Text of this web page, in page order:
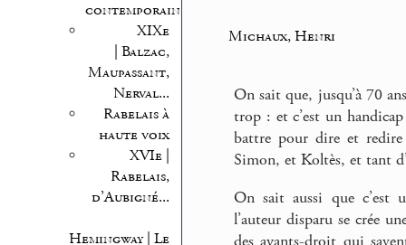
contemporains
XIXe
| Balzac,
Maupassant,
Nerval...
Rabelais à
haute voix
XVIe |
Rabelais,
d’Aubigné...
Hemingway | Le
Michaux, Henri
On sait que, jusqu’à 70
trop : et c’est un
battre pour dire et
Simon, et Koltès, et tant
On sait aussi que c’est
l’auteur disparu se crée